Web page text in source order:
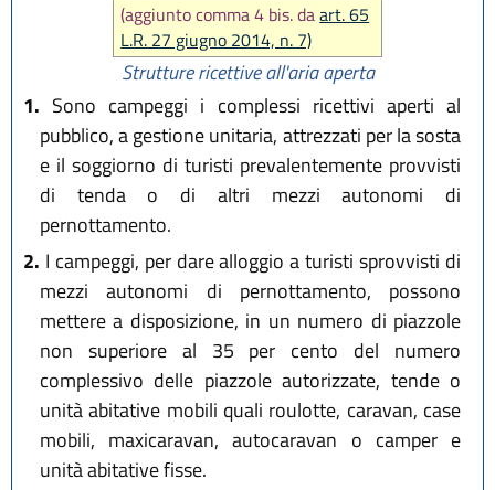
(aggiunto comma 4 bis. daart. 65
L.R. 27 giugno 2014, n. 7)
Strutture ricettive all'aria aperta
1. Sono campeggi i complessi ricettivi aperti al
pubblico, a gestione unitaria, attrezzati per la sosta
e il soggiorno di turisti prevalentemente provvisti
di tenda o di altri mezzi autonomi di
pernottamento.
2. I campeggi, per dare alloggio a turisti sprovvisti di
mezzi autonomi di pernottamento, possono
mettere a disposizione, in un numero di piazzole
non superiore al 35 per cento del numero
complessivo delle piazzole autorizzate, tende o
unità abitative mobili quali roulotte, caravan, case
mobili, maxicaravan, autocaravan o camper e
unità abitative fisse.